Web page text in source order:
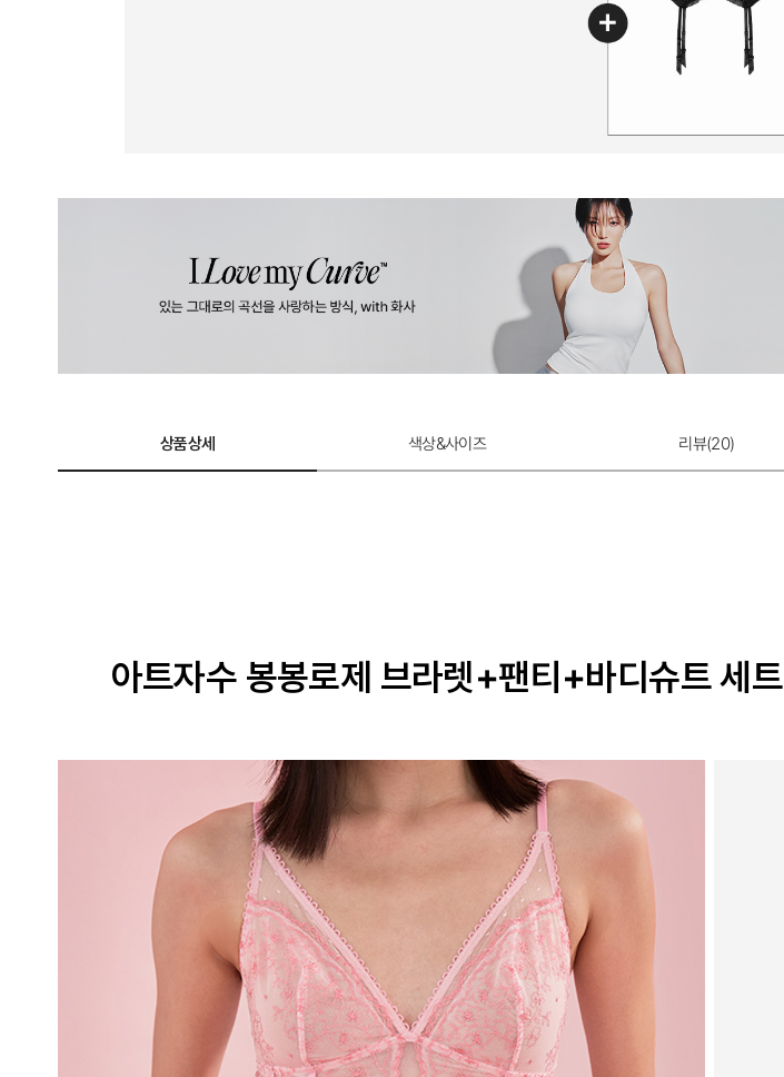
상품상세 색상&사이즈 리뷰(20)
아트자수 봉봉로제 브라렛+팬티+바디슈트 세트